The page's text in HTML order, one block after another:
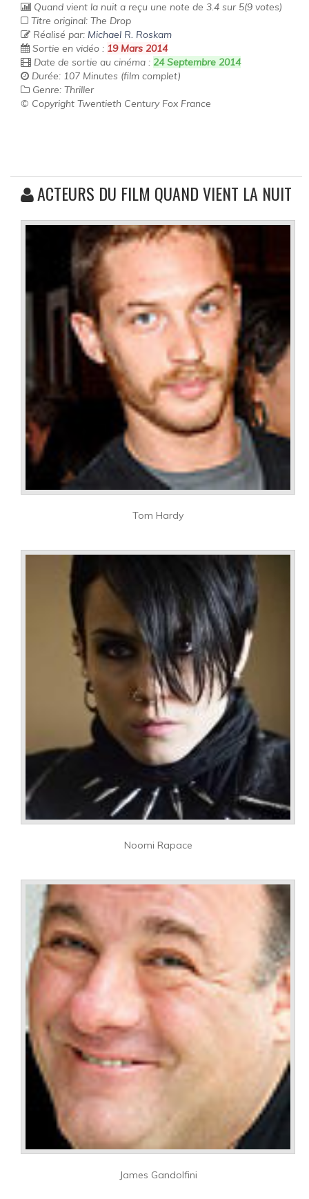
Quand vient la nuit a reçu une note de 3.4 sur 5(9 votes)
Titre original: The Drop
Réalisé par: Michael R. Roskam
Sortie en vidéo : 19 Mars 2014
Date de sortie au cinéma : 24 Septembre 2014
Durée: 107 Minutes (film complet)
Genre: Thriller
© Copyright Twentieth Century Fox France
ACTEURS DU FILM QUAND VIENT LA NUIT
Tom Hardy
Noomi Rapace
James Gandolfini